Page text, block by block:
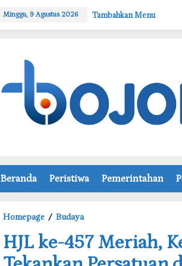
Minggu, 9 Agustus 2026 Tambahkan Menu
Beranda Peristiwa Pemerintahan
Homepage / Budaya
J
L
‎HJL ke-457 Meriah,